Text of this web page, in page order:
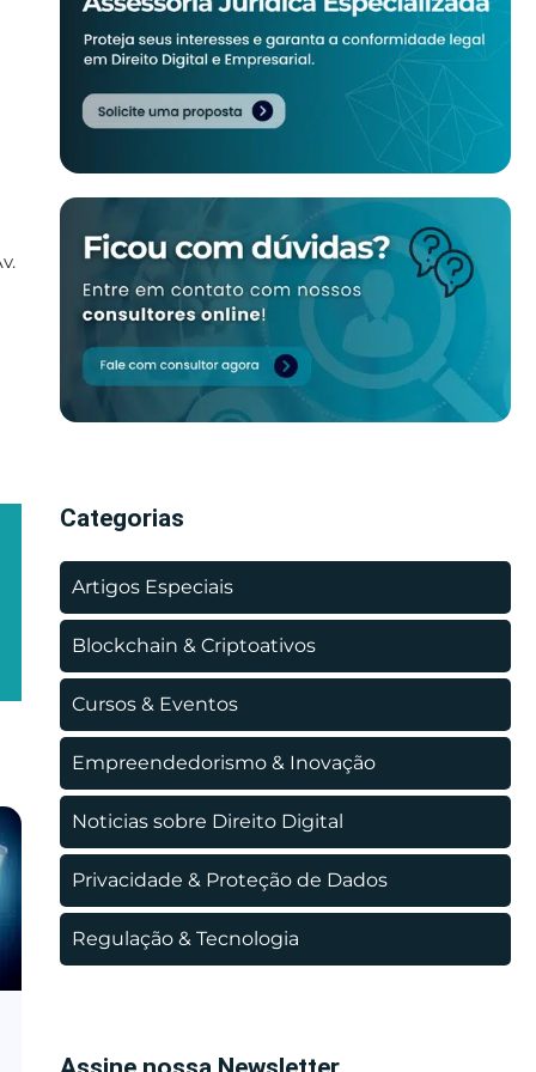
Categorias
Artigos Especiais
Blockchain & Criptoativos
Cursos & Eventos
Empreendedorismo & Inovação
Noticias sobre Direito Digital
Privacidade & Proteção de Dados
Regulação & Tecnologia